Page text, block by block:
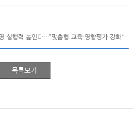
실행력 높인다…”맞춤형 교육·영향평가 강화“